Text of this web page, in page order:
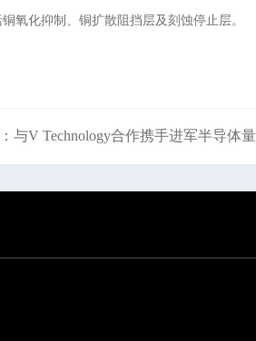
氧化抑制、铜扩散阻挡层及刻蚀停止层。
与V Technology合作携手进军半导体